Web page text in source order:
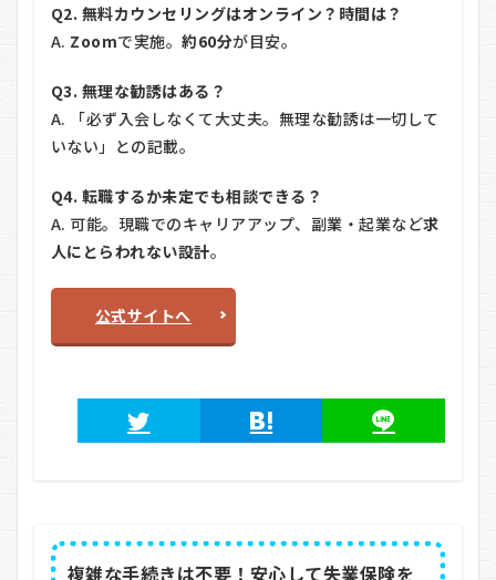
Q2. 無料カウンセリングはオンライン？時間は？
A. Zoomで実施。約60分が目安。
Q3. 無理な勧誘はある？
A. 「必ず入会しなくて大丈夫。無理な勧誘は一切して
いない」との記載。
Q4. 転職するか未定でも相談できる？
A. 可能。現職でのキャリアアップ、副業・起業など求
人にとらわれない設計。
公式サイトへ
複雑な手続きは不要！安心して失業保険を